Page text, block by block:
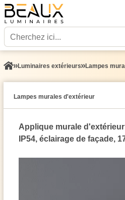
Luminaires extérieurs Lampes
Lampes murales d'extérieur
Applique murale
IP54, éclairage de façade,